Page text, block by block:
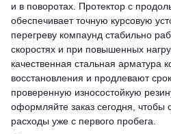
и в поворотах. Протектор с
обеспечивает точную курсовую
перегреву компаунд стабильно
скоростях и при повышенных
качественная стальная арматура
восстановления и продлевают
проверенную износостойкую
оформляйте заказ сегодня, чтобы
расходы уже с первого пробега.